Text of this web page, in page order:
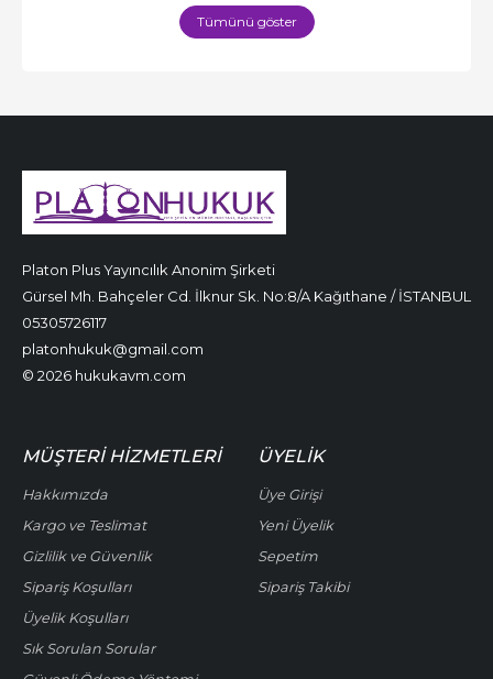
Tümünü göster
Platon Plus Yayıncılık Anonim Şirketi
Gürsel Mh. Bahçeler Cd. İlknur Sk. No:8/A Kağıthane / İSTANBUL
05305726117
platonhukuk@gmail.com
© 2026 hukukavm.com
MÜŞTERI HIZMETLERI
Hakkımızda
Kargo ve Teslimat
Gizlilik ve Güvenlik
Sipariş Koşulları
Üyelik Koşulları
Sık Sorulan Sorular
ÜYELIK
Üye Girişi
Yeni Üyelik
Sepetim
Sipariş Takibi